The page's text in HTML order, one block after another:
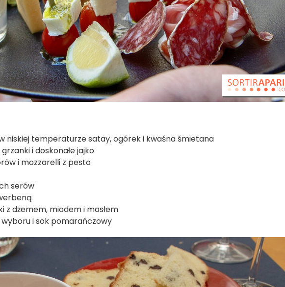
niskiej temperaturze satay, ogórek i kwaśna śmietana
i doskonałe jajko
i mozzarelli z pesto
serów
z dżemem, miodem i masłem
i sok pomarańczowy